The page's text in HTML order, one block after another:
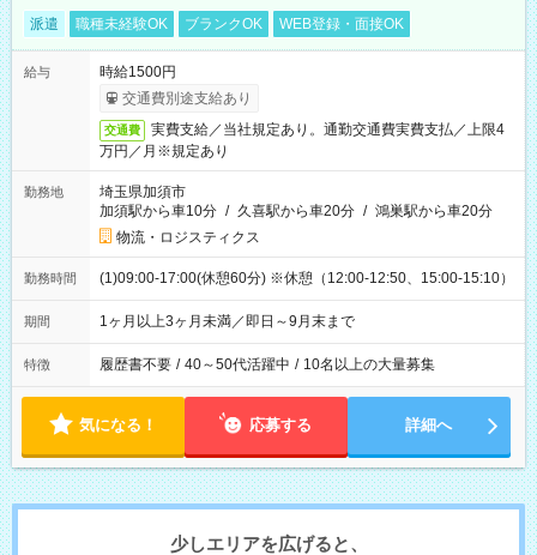
派遣 職種未経験OK ブランクOK WEB登録・面接OK
給与
時給1500円
交通費別途支給あり
交通費
実費支給／当社規定あり。通勤交通費実費支払／上限4
万円／月※規定あり
勤務地
埼玉県加須市
加須駅から車10分 / 久喜駅から車20分 / 鴻巣駅から車20分
物流・ロジスティクス
勤務時間 (1)09:00-17:00(休憩60分) ※休憩（12:00-12:50、15:00-15:10）
期間 1ヶ月以上3ヶ月未満／即日～9月末まで
特徴 履歴書不要 / 40～50代活躍中 / 10名以上の大量募集
気になる！ 応募する 詳細へ
少しエリアを広げると、